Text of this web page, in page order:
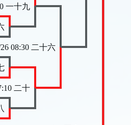
08:30 二十六
一十九
二十